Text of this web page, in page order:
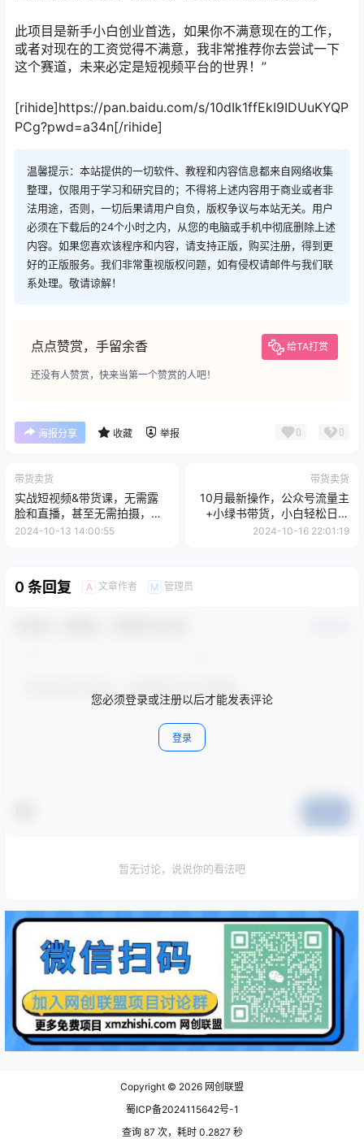
此项目是新手小白创业首选，如果你不满意现在的工作，
或者对现在的工资觉得不满意，我非常推荐你去尝试一下
这个赛道，未来必定是短视频平台的世界！”
[rihide]https://pan.baidu.com/s/10dIk1ffEkI9IDUuKYQP
PCg?pwd=a34n[/rihide]
温馨提示：本站提供的一切软件、教程和内容信息都来自网络收集
整理，仅限用于学习和研究目的；不得将上述内容用于商业或者非
法用途，否则，一切后果请用户自负，版权争议与本站无关。用户
必须在下载后的24个小时之内，从您的电脑或手机中彻底删除上述
内容。如果您喜欢该程序和内容，请支持正版，购买注册，得到更
好的正版服务。我们非常重视版权问题，如有侵权请邮件与我们联
系处理。敬请谅解！
点点赞赏，手留余香 给TA打赏
还没有人赞赏，快来当第一个赞赏的人吧！
海报分享 收藏 举报 0 0
带货卖货
实战短视频&带货课，无需露
脸和直播，甚至无需拍摄，日
销千单
2024-10-13 14:00:55
带货卖货
10月最新操作，公众号流量主
+小绿书带货，小白轻松日入
1000+
2024-10-16 22:01:19
0 条回复 A 文章作者 M 管理员
您必须登录或注册以后才能发表评论
登录
暂无讨论，说说你的看法吧
Copyright © 2026 网创联盟
蜀ICP备2024115642号-1
查询 87 次，耗时 0.2827 秒